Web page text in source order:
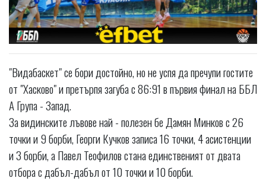
"Видабаскет" се бори достойно, но не успя да пречупи гостите
от "Хасково" и претърпя загуба с 86:91 в първия финал на ББЛ
А Група - Запад.
За видинските лъвове най - полезен бе Дамян Минков с 26
точки и 9 борби, Георги Кучков записа 16 точки, 4 асистенции
и 3 борби, а Павел Теофилов стана единственият от двата
отбора с дабъл-дабъл от 10 точки и 10 борби.